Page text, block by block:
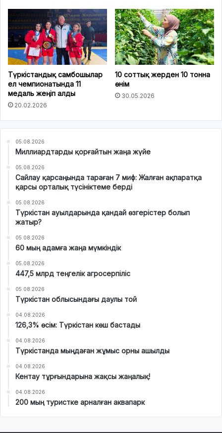
Түркістандық самбошылар
ел чемпионатында 11
медаль жеңіп алды
20.02.2026
10 соттық жерден 10 тонна
өнім
30.05.2026
05.08.2026
Миллиардтарды қорғайтын жаңа жүйе
05.08.2026
Сайлау қарсаңында тараған 7 миф: Жалған ақпаратқа
қарсы орталық түсініктеме берді
05.08.2026
Түркістан ауылдарында қандай өзгерістер болып
жатыр?
05.08.2026
60 мың адамға жаңа мүмкіндік
05.08.2026
447,5 млрд теңгелік агросерпіліс
05.08.2026
Түркістан облысындағы даулы той
04.08.2026
126,3% өсім: Түркістан көш бастады
04.08.2026
Түркістанда мыңдаған жұмыс орны ашылды
04.08.2026
Кентау тұрғындарына жақсы жаңалық!
04.08.2026
200 мың туристке арналған аквапарк